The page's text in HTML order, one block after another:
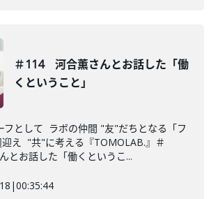
＃114 河合薫さんとお話した「働
くということ」
フとして ラボの仲間 "友"だちとなる「フ
迎え "共"に考える『TOMOLAB.』＃
とお話した「働くというこ...
|00:35:44